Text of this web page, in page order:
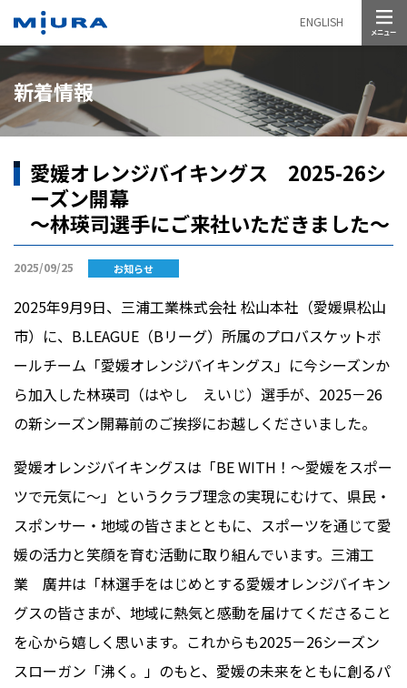
ENGLISH
新着情報
愛媛オレンジバイキングス 2025-26シ
ーズン開幕
～林瑛司選手にご来社いただきました～
2025/09/25 お知らせ
2025年9月9日、三浦工業株式会社 松山本社（愛媛県松山
市）に、 B.LEAGUE （Bリーグ）所属のプロバスケットボ
ールチーム「愛媛オレンジバイキングス」に今シーズンか
ら加入した林瑛司（はやし えいじ）選手が、2025－26
の新シーズン開幕前のご挨拶にお越しくださいました。
愛媛オレンジバイキングスは「BEWITH ！～愛媛をスポー
ツで元気に～」というクラブ理念の実現にむけて、県民・
スポンサー・地域の皆さまとともに、スポーツを通じて愛
媛の活力と笑顔を育む活動に取り組んでいます。三浦工
業 廣井は「林選手をはじめとする愛媛オレンジバイキン
グスの皆さまが、地域に熱気と感動を届けてくださること
を心から嬉しく思います。これからも2025－26シーズン
スローガン「沸く。」のもと、愛媛の未来をともに創るパ